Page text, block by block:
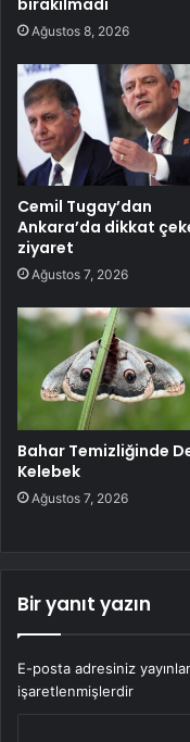
Ağustos 8, 2026
Cemil Tugay’dan
Ankara’da dikkat
ziyaret
Ağustos 7, 2026
Bahar Temizliğinde
Kelebek
Ağustos 7, 2026
Bir yanıt yazın
E-posta adresiniz
işaretlenmişlerdir